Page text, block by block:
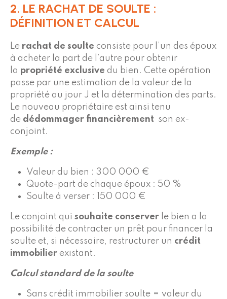
2. LE RACHAT DE SOULTE :
DÉFINITION ET CALCUL
Le rachat de soulte consiste pour l’un des époux
à acheter la part de l’autre pour obtenir
la propriété exclusive du bien. Cette opération
passe par une estimation de la valeur de la
propriété au jour J et la détermination des parts.
Le nouveau propriétaire est ainsi tenu
de dédommager financièrement son ex-
conjoint.
Exemple :
Valeur du bien : 300 000 €
Quote-part de chaque époux : 50 %
Soulte à verser : 150 000 €
Le conjoint qui souhaite conserver le bien a la
possibilité de contracter un prêt pour financer la
soulte et, si nécessaire, restructurer un crédit
immobilier existant.
Calcul standard de la soulte
Sans crédit immobilier soulte = valeur du